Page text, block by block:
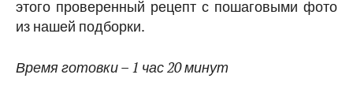
этого проверенный рецепт с пошаговыми фото
из нашей подборки.
Время готовки – 1 час 20 минут